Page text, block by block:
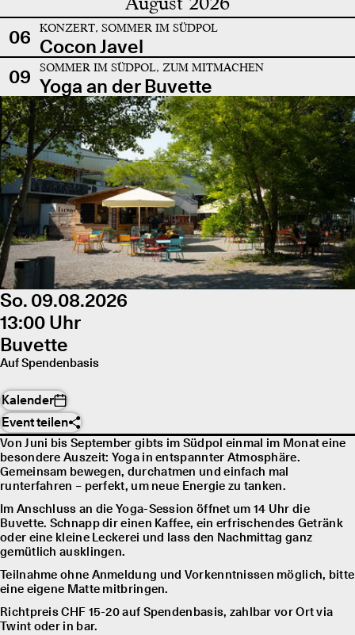
06 KONZERT, SOMMER IM SÜDPOL
Cocon Javel
09
SOMMER IM SÜDPOL, ZUM MITMACHEN
Yoga an der Buvette
So. 09.08.2026
13:00 Uhr
Buvette
Auf Spendenbasis
Kalender
Event teilen
Von Juni bis September gibts im Südpol einmal im Monat eine
besondere Auszeit: Yoga in entspannter Atmosphäre.
Gemeinsam bewegen, durchatmen und einfach mal
runterfahren – perfekt, um neue Energie zu tanken.
Im Anschluss an die Yoga-Session öffnet um 14 Uhr die
Buvette. Schnapp dir einen Kaffee, ein erfrischendes Getränk
oder eine kleine Leckerei und lass den Nachmittag ganz
gemütlich ausklingen.
Teilnahme ohne Anmeldung und Vorkenntnissen möglich, bitte
eine eigene Matte mitbringen.
Richtpreis CHF 15-20 auf Spendenbasis, zahlbar vor Ort via
Twint oder in bar.